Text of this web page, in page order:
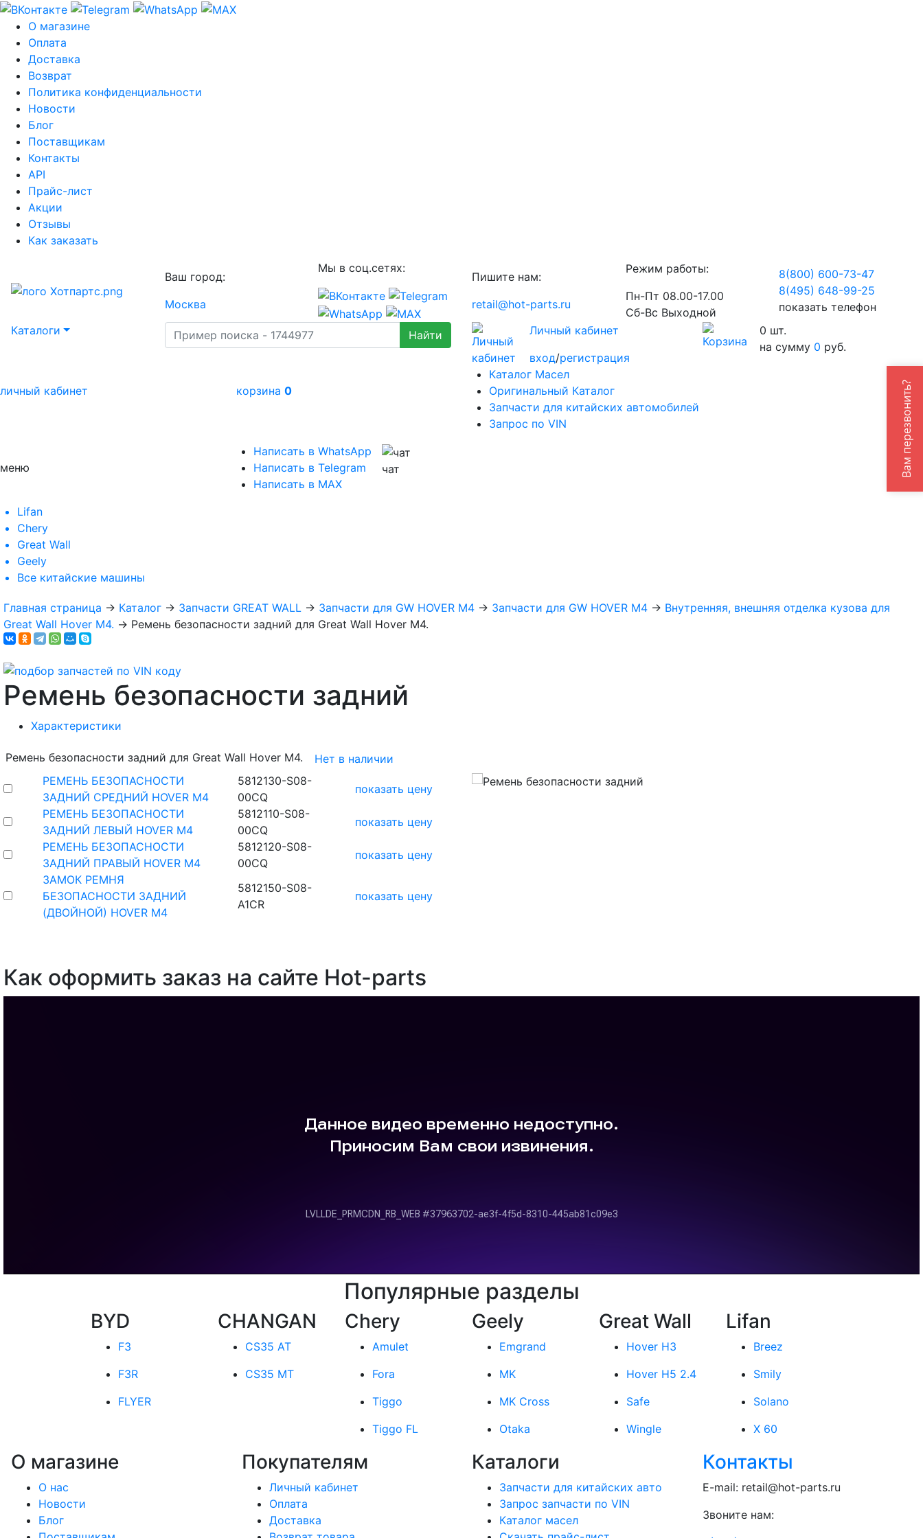
О магазине
Оплата
Доставка
Возврат
Политика конфиденциальности
Новости
Блог
Поставщикам
Контакты
API
Прайс-лист
Акции
Отзывы
Как заказать
Ваш город:
Москва
Мы в соц.сетях:
Пишите нам:
retail@hot-parts.ru
Режим работы:
Пн-Пт 08.00-17.00
Сб-Вс Выходной
8(800) 600-73-47
8(495) 648-99-25
показать телефон
Каталоги
Личный кабинет
вход/регистрация
0 шт.
на сумму 0 руб.
личный кабинет корзина 0
Каталог Масел
Оригинальный Каталог
Запчасти для китайских автомобилей
Запрос по VIN
меню
Написать в WhatsApp
Написать в Telegram
Написать в MAX
чат
Lifan
Chery
Great Wall
Geely
Все китайские машины
Главная страница → Каталог → Запчасти GREAT WALL → Запчасти для GW HOVER M4 → Запчасти для GW HOVER M4 → Внутренняя, внешняя отделка кузова для
Great Wall Hover M4. → Ремень безопасности задний для Great Wall Hover M4.
Ремень безопасности задний
Характеристики
Ремень безопасности задний для Great Wall Hover M4.
Нет в наличии
РЕМЕНЬ БЕЗОПАСНОСТИ
ЗАДНИЙ СРЕДНИЙ HOVER M4
5812130-S08-
00CQ
показать цену
РЕМЕНЬ БЕЗОПАСНОСТИ
ЗАДНИЙ ЛЕВЫЙ HOVER M4
5812110-S08-
00CQ
показать цену
РЕМЕНЬ БЕЗОПАСНОСТИ
ЗАДНИЙ ПРАВЫЙ HOVER M4
5812120-S08-
00CQ
показать цену
ЗАМОК РЕМНЯ
БЕЗОПАСНОСТИ ЗАДНИЙ
(ДВОЙНОЙ) HOVER M4
5812150-S08-
A1CR
показать цену
Как оформить заказ на сайте Hot-parts
Популярные разделы
BYD
F3
F3R
FLYER
CHANGAN
CS35 AT
CS35 MT
Chery
Amulet
Fora
Tiggo
Tiggo FL
Geely
Emgrand
MK
MK Cross
Otaka
Great Wall
Hover H3
Hover H5 2.4
Safe
Wingle
Lifan
Breez
Smily
Solano
X 60
О магазине
О нас
Новости
Блог
Покупателям
Личный кабинет
Оплата
Доставка
Каталоги
Запчасти для китайских авто
Запрос запчасти по VIN
Каталог масел
Контакты
E-mail: retail@hot-parts.ru
Звоните нам:
Вам перезвонить?